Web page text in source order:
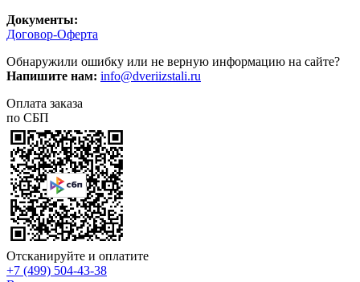
Документы:
Договор-Оферта
Обнаружили ошибку или не верную информацию на сайте?
Напишите нам: info@dveriizstali.ru
Оплата заказа
по СБП
Отсканируйте и оплатите
+7 (499) 504-43-38